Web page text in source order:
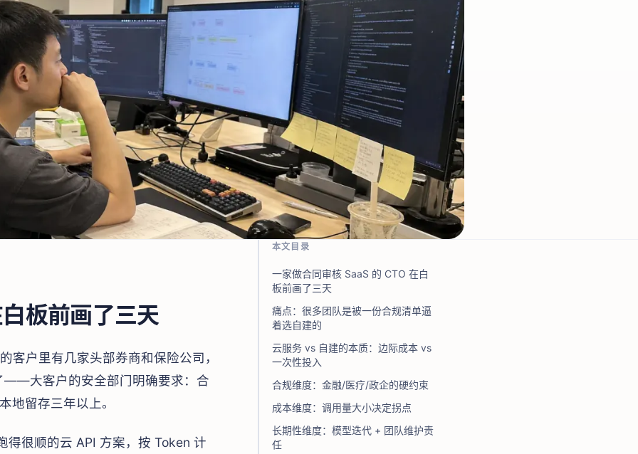
板前画了三天
客户里有几家头部券商和保险公司，
——大客户的安全部门明确要求：合
地留存三年以上。
得很顺的云 API 方案，按 Token 计
本文目录
一家做合同审核 SaaS 的 CTO 在白
板前画了三天
痛点：很多团队是被一份合规清单逼
着选自建的
云服务 vs 自建的本质：边际成本 vs
一次性投入
合规维度：金融/医疗/政企的硬约束
成本维度：调用量大小决定拐点
长期性维度：模型迭代 + 团队维护责
任